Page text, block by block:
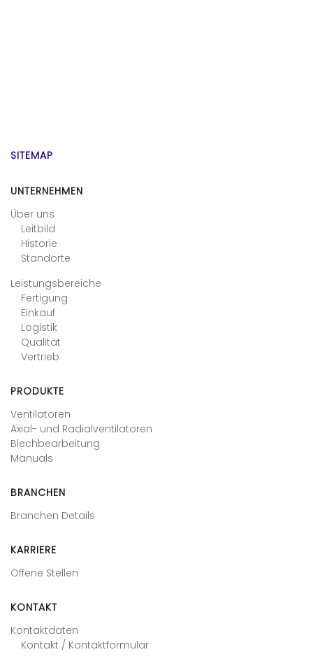
SITEMAP
UNTERNEHMEN
Über uns
Leitbild
Historie
Standorte
Leistungsbereiche
Fertigung
Einkauf
Logistik
Qualität
Vertrieb
PRODUKTE
Ventilatoren
Axial- und Radialventilatoren
Blechbearbeitung
Manuals
BRANCHEN
Branchen Details
KARRIERE
Offene Stellen
KONTAKT
Kontaktdaten
Kontakt / Kontaktformular